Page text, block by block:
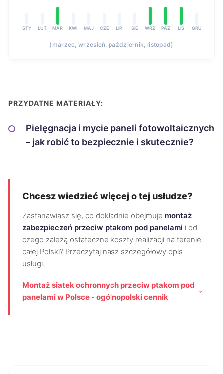
STY LUT MAR KWI MAJ CZE LIP SIE WRZ PAŹ LIS GRU
(marzec, wrzesień, październik, listopad)
PRZYDATNE MATERIAŁY:
Pielęgnacja i mycie paneli fotowoltaicznych
– jak robić to bezpiecznie i skutecznie?
Chcesz wiedzieć więcej o tej usłudze?
Zastanawiasz się, co dokładnie obejmuje montaż
zabezpieczeń przeciw ptakom pod panelami i od
czego zależą ostateczne koszty realizacji na terenie
całej Polski? Przeczytaj nasz szczegółowy opis
usługi.
Montaż siatek ochronnych przeciw ptakom pod
panelami w Polsce - ogólnopolski cennik